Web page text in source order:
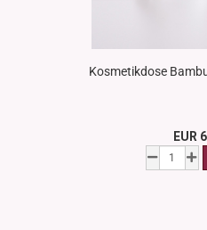
Kosmetikdose
EUR